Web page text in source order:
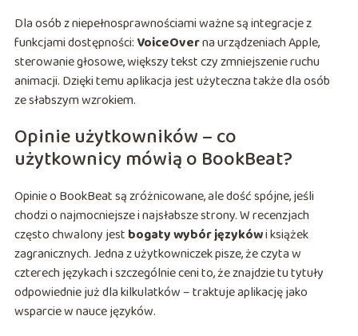
Dla osób z niepełnosprawnościami ważne są integracje z
funkcjami dostępności: VoiceOverna urządzeniach Apple,
sterowanie głosowe, większy tekst czy zmniejszenie ruchu
animacji. Dzięki temu aplikacja jest użyteczna także dla osób
ze słabszym wzrokiem.
Opinie użytkowników – co
użytkownicy mówią o BookBeat?
Opinie o BookBeat są zróżnicowane, ale dość spójne, jeśli
chodzi o najmocniejsze i najsłabsze strony. W recenzjach
często chwalony jest bogaty wybór językówi książek
zagranicznych. Jedna z użytkowniczek pisze, że czyta w
czterech językach i szczególnie ceni to, że znajdzie tu tytuły
odpowiednie już dla kilkulatków – traktuje aplikację jako
wsparcie w nauce języków.